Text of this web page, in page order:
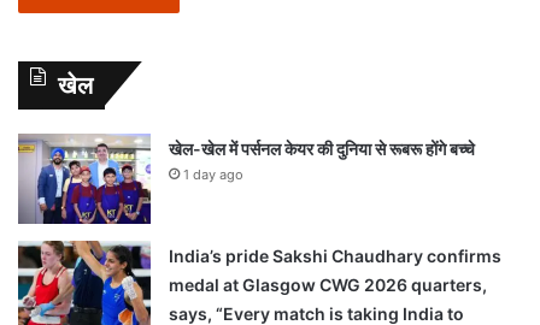
खेल
खेल-खेल में पर्सनल केयर की दुनिया से रूबरू होंगे बच्चे
1 day ago
India’s pride Sakshi Chaudhary confirms
medal at Glasgow CWG 2026 quarters,
says, “Every match is taking India to